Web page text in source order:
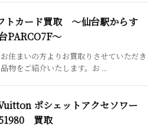
トカード買取 ～仙台駅からす
PARCO7F～
住まいの方よりお買取りさせていただき
物をご紹介いたします。お ...
ポシェットアクセソワー
買取